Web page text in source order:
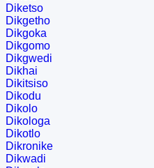
Diketso
Dikgetho
Dikgoka
Dikgomo
Dikgwedi
Dikhai
Dikitsiso
Dikodu
Dikolo
Dikologa
Dikotlo
Dikronike
Dikwadi